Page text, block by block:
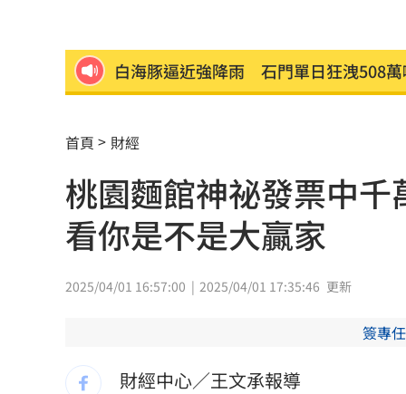
白海豚逼近強降雨 石門單日狂洩508萬
父親節辭世 前彰化市代蔡裕昌享壽71
男星拍足球戲正中要害 導演喊：效果
補充兵12天也不服！男連2次放鳥代價
2度要求修投手丘 魔力藍曝與布雷克有
不斷更新／8、9日國籍航空船班異動一
首頁 財經
桃園麵館神祕發票中
看你是不是大贏家
2025/04/01 16:57:00 2025/04/01 17:35:46 更新
簽專
財經中心／王文承報導